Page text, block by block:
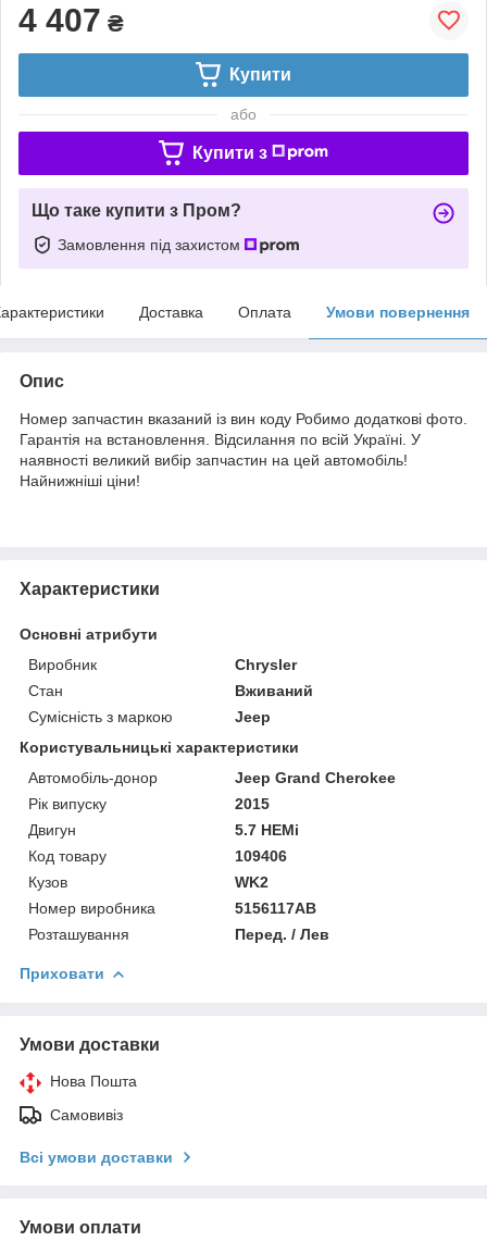
4 407 ₴
Купити
або
Купити з
Що таке купити з Пром?
Замовлення під захистом
Доставка Оплата Умови повернення
Опис
Номер запчастин вказаний із вин коду Робимо додаткові фото.
Гарантія на встановлення. Відсилання по всій Україні. У
наявності великий вибір запчастин на цей автомобіль!
Найнижніші ціни!
Характеристики
Основні атрибути
Виробник
Chrysler
Стан
Вживаний
Сумісність з маркою
Jeep
Користувальницькі характеристики
Автомобіль-донор
Jeep Grand Cherokee
Рік випуску
2015
Двигун
5.7 HEMi
Код товару
109406
Кузов
WK2
Номер виробника
5156117AB
Розташування
Перед. / Лев
Приховати
Умови доставки
Нова Пошта
Самовивіз
Всі умови доставки
Умови оплати